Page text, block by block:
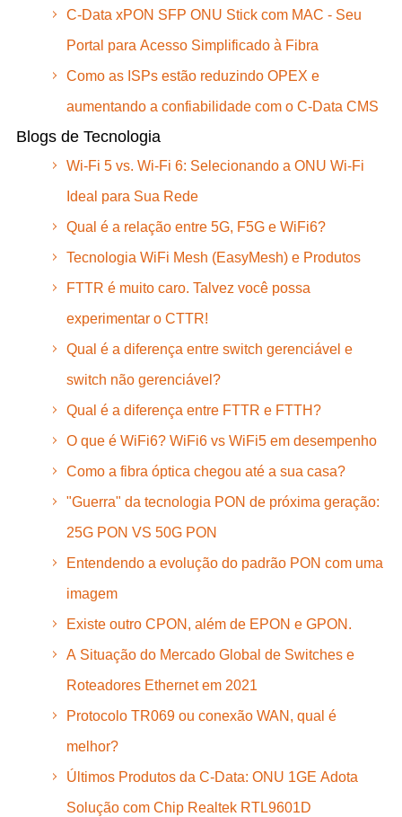
C-Data xPON SFP ONU Stick com MAC - Seu
Portal para Acesso Simplificado à Fibra
Como as ISPs estão reduzindo OPEX e
aumentando a confiabilidade com o C-Data CMS
Blogs de Tecnologia
Wi-Fi 5 vs. Wi-Fi 6: Selecionando a ONU Wi-Fi
Ideal para Sua Rede
Qual é a relação entre 5G, F5G e WiFi6?
Tecnologia WiFi Mesh (EasyMesh) e Produtos
FTTR é muito caro. Talvez você possa
experimentar o CTTR!
Qual é a diferença entre switch gerenciável e
switch não gerenciável?
Qual é a diferença entre FTTR e FTTH?
O que é WiFi6? WiFi6 vs WiFi5 em desempenho
Como a fibra óptica chegou até a sua casa?
"Guerra" da tecnologia PON de próxima geração:
25G PON VS 50G PON
Entendendo a evolução do padrão PON com uma
imagem
Existe outro CPON, além de EPON e GPON.
A Situação do Mercado Global de Switches e
Roteadores Ethernet em 2021
Protocolo TR069 ou conexão WAN, qual é
melhor?
Últimos Produtos da C-Data: ONU 1GE Adota
Solução com Chip Realtek RTL9601D